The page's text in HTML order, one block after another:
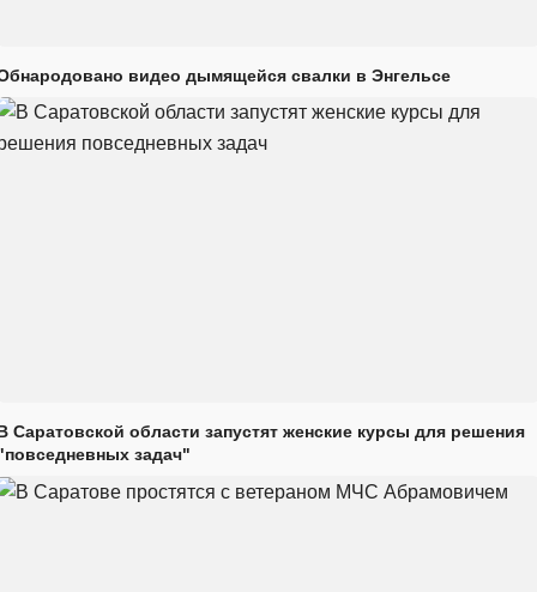
видео дымящейся свалки в Энгельсе
Саратовской области запустят женские курсы для решения
задач"